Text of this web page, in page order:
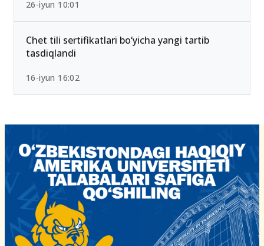
2026-yilda eng past ball bilan kirsa bo‘ladigan
OTMlar ro‘yxati
26-iyun 10:01
Chet tili sertifikatlari bo‘yicha yangi tartib
tasdiqlandi